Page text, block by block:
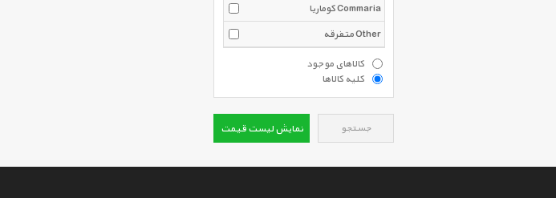
کوماریا Commaria
متفرقه Other
کالاهای موجود
کلیه کالاها
جستجو نمایش لیست قیمت